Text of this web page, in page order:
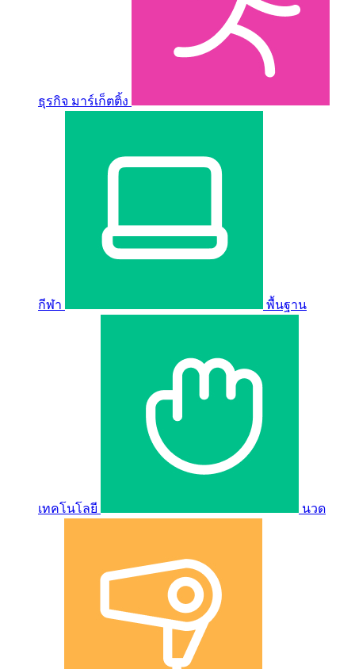
ธุรกิจ มาร์เก็ตติ้ง
กีฬา พื้นฐาน
เทคโนโลยี นวด